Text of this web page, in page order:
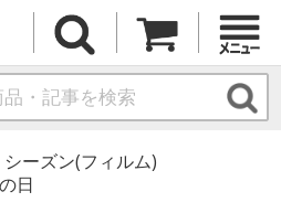
シーズン(フィルム)
日